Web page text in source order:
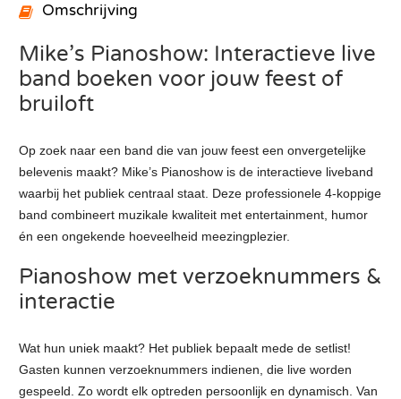
Omschrijving
Mike’s Pianoshow: Interactieve live
band boeken voor jouw feest of
bruiloft
Op zoek naar een band die van jouw feest een onvergetelijke
belevenis maakt? Mike’s Pianoshow is de interactieve liveband
waarbij het publiek centraal staat. Deze professionele 4-koppige
band combineert muzikale kwaliteit met entertainment, humor
én een ongekende hoeveelheid meezingplezier.
Pianoshow met verzoeknummers &
interactie
Wat hun uniek maakt? Het publiek bepaalt mede de setlist!
Gasten kunnen verzoeknummers indienen, die live worden
gespeeld. Zo wordt elk optreden persoonlijk en dynamisch. Van